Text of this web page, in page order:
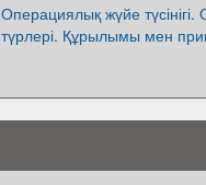
Операциялық жүйе
түрлері. Құрылымы мен